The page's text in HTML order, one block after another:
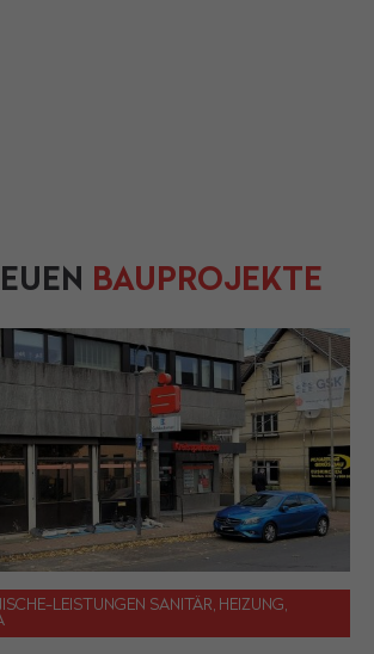
BAUPROJEKTE
LEISTUNGEN SANITÄR, HEIZUNG,